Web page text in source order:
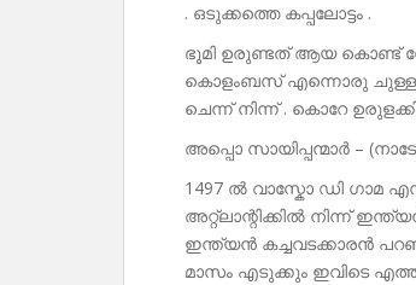
. ഒടുക്കത്തെ കപ്പലോട്ടം .
ഭൂമി ഉരുണ്ടത് ആയ കൊണ്ട്
കൊളംബസ് എന്നൊരു ചുള്ളൻ
ചെന്ന് നിന്ന് . കൊറേ
അപ്പൊ സായിപ്പന്മാർ –
1497 ൽ വാസ്കോ ഡി ഗാമ
അറ്റ്ലാന്റിക്കിൽ നിന്ന്
ഇന്ത്യൻ കച്ചവടക്കാരൻ
മാസം എടുക്കും ഇവിടെ